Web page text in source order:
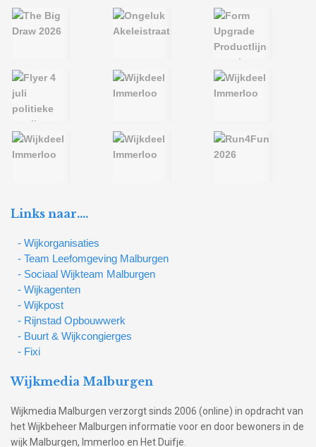
Links naar….
- Wijkorganisaties
- Team Leefomgeving Malburgen
- Sociaal Wijkteam Malburgen
- Wijkagenten
- Wijkpost
- Rijnstad Opbouwwerk
- Buurt & Wijkcongierges
- Fixi
Wijkmedia Malburgen
Wijkmedia Malburgen verzorgt sinds 2006 (online) in opdracht van
het Wijkbeheer Malburgen informatie voor en door bewoners in de
wijk Malburgen, Immerloo en Het Duifje.